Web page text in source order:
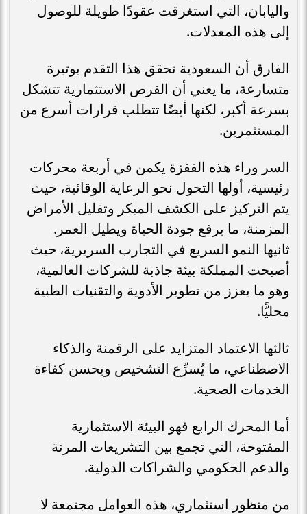
واليابان، التي استغرقت عقودًا طويلة للوصول
إلى هذه المعدلات.
الفارق أن السعودية تحقق هذا التقدم بوتيرة
متسارعة، ما يعني أن الفرص الاستثمارية تتشكل
بسرعة أكبر، لكنها أيضًا تتطلب قرارات أسرع من
المستثمرين.
السر وراء هذه القفزة يكمن في أربعة محركات
رئيسية، أولها التحول نحو الرعاية الوقائية، حيث
يتم التركيز على الكشف المبكر وتقليل الأمراض
المزمنة، ما يرفع جودة الحياة ويطيل العمر.
ثانيها النمو السريع في التجارب السريرية، حيث
أصبحت المملكة بيئة جاذبة للشركات العالمية،
وهو ما يعزز من تطوير الأدوية والتقنيات الطبية
محليًّا.
ثالثها الاعتماد المتزايد على الرقمنة والذكاء
الاصطناعي، ما يُسرِّع التشخيص ويحسن كفاءة
الخدمات الصحية.
أما المحرك الرابع فهو البيئة الاستثمارية
المفتوحة، التي تجمع بين التشريعات المرنة
والدعم الحكومي والشراكات الدولية.
من منظور استثماري، هذه العوامل مجتمعة لا